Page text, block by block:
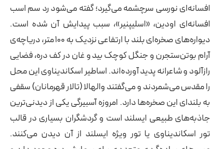
افسانه‌ای نورسی سرچشمه می‌گیرد؛ گفته می‌شود رد سم اسب
افسانه‌ای اودین، «اسلیپنیر»، سبب پیدایش آن شده است.
دیواره‌های صخره‌ای بلند با ارتفاعی نزدیک به ۱۰۰ متر، دریاچه‌ی
آرام بوتن‌ستجرن و جنگل کوچک بید و غان در کف دره، فضایی
رازآلود و شاعرانه پدید آورده‌اند. اساطیر اسکاندیناوی این محل
را مقدس می‌شمردند و می‌گفتند والهالا (تالار قهرمانان) سقفی
به بلندای این صخره‌ها دارد. امروزه آسبیرگی یکی از دیدنی‌ترین
جاذبه‌های طبیعی ایسلند است و گردشگران بسیاری در قالب
تور اسکاندیناوی یا تور ویژه ایسلند از آن دیدن می‌کنند.